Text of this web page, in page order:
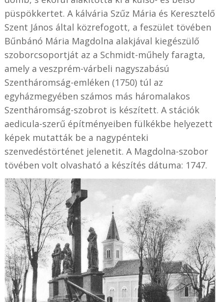
püspökkertet. A kálvária Szűz Mária és Keresztelő
Szent János által közrefogott, a feszület tövében
Bűnbánó Mária Magdolna alakjával kiegészülő
szoborcsoportját az a Schmidt-műhely faragta,
amely a veszprém-várbeli nagyszabású
Szentháromság-emléken (1750) túl az
egyházmegyében számos más háromalakos
Szentháromság-szobrot is készített. A stációk
aedicula-szerű építményeiben fülkékbe helyezett
képek mutatták be a nagypénteki
szenvedéstörténet jelenetit. A Magdolna-szobor
tövében volt olvasható a készítés dátuma: 1747.